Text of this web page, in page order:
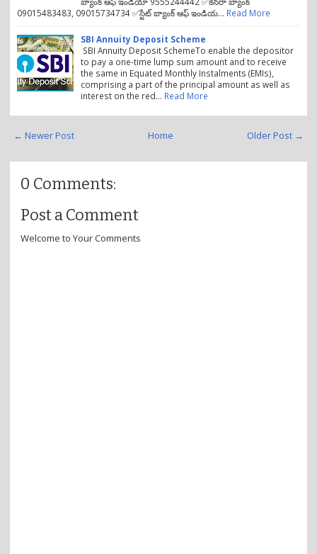
09015483483, 09015734734 ✅స్టేట్ బ్యాంక్ ఆఫ్ ఇండియ… Read More
SBI Annuity Deposit Scheme
SBI Annuity Deposit SchemeTo enable the depositor
to pay a one-time lump sum amount and to receive
the same in Equated Monthly Instalments (EMIs),
comprising a part of the principal amount as well as
interest on the red… Read More
← Newer Post Older Post →
Home
0 Comments:
Post a Comment
Welcome to Your Comments